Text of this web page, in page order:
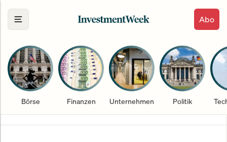
Abo
Börse Finanzen Unternehmen Politik